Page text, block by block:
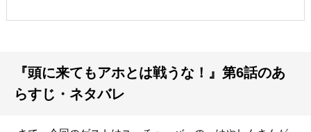
『頭に来てもアホとは戦うな！』第6話のあ
らすじ・ネタバレ